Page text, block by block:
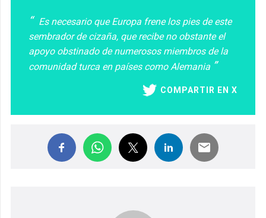
Es necesario que Europa frene los pies de este
sembrador de cizaña, que recibe no obstante el
apoyo obstinado de numerosos miembros de la
comunidad turca en países como Alemania
COMPARTIR EN X